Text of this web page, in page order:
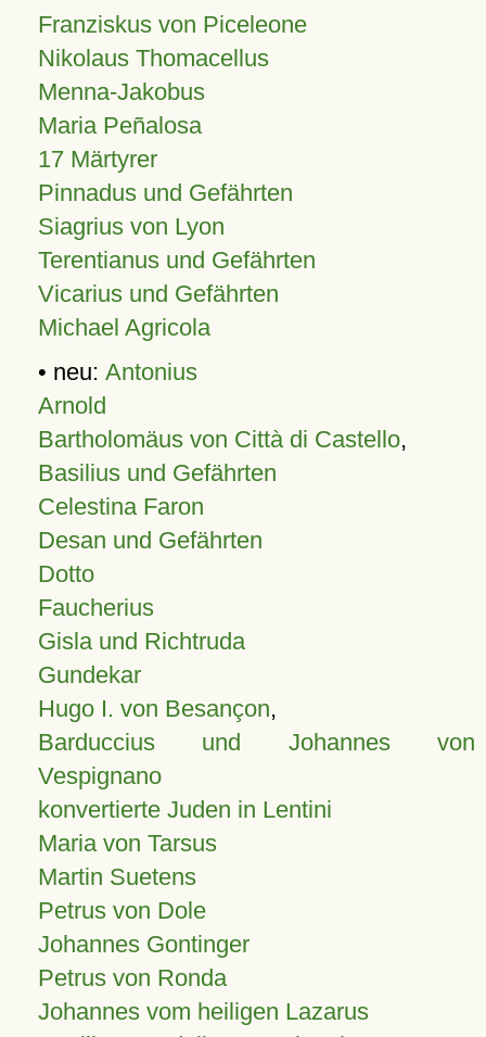
Franziskus von Piceleone
Nikolaus Thomacellus
Menna-Jakobus
Maria Peñalosa
17 Märtyrer
Pinnadus und Gefährten
Siagrius von Lyon
Terentianus und Gefährten
Vicarius und Gefährten
Michael Agricola
• neu: Antonius
Arnold
Bartholomäus von Città di Castello,
Basilius und Gefährten
Celestina Faron
Desan und Gefährten
Dotto
Faucherius
Gisla und Richtruda
Gundekar
Hugo I. von Besançon,
Barduccius und Johannes von
Vespignano
konvertierte Juden in Lentini
Maria von Tarsus
Martin Suetens
Petrus von Dole
Johannes Gontinger
Petrus von Ronda
Johannes vom heiligen Lazarus